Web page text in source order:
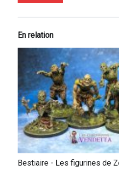
En relation
Bestiaire - Les figurines de